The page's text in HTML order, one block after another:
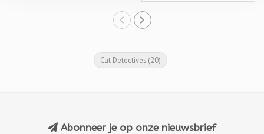
Cat Detectives (20)
Abonneer je op onze nieuwsbrief